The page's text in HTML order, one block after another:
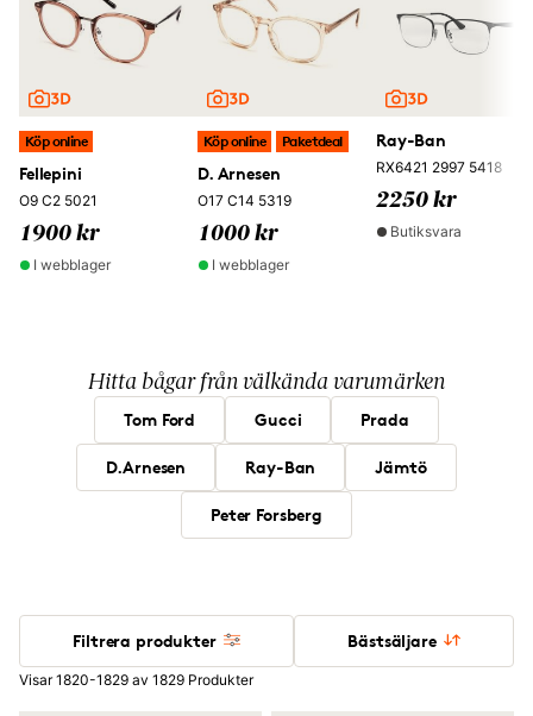
Köp online
Fellepini
O9 C2 5021
1900 kr
I webblager
Köp online Paketdeal
D. Arnesen
O17 C14 5319
1000 kr
I webblager
Ray-Ban
RX6421 2997 5418
2250 kr
Butiksvara
Hitta bågar från välkända varumärken
Tom Ford Gucci Prada
D.Arnesen Ray-Ban Jämtö
Peter Forsberg
Filtrera produkter Bästsäljare
Visar 1820-1829 av 1829 Produkter